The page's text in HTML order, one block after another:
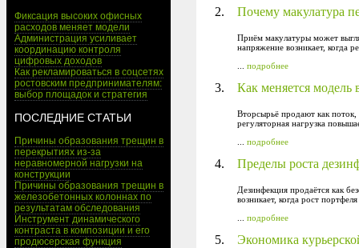
Фиксация высоких офисных
расходов меняет модели
Администрация усиливает
координацию контроля
цифровых доходов
Как рекламироваться в соцсетях
ростовским предпринимателям:
выбор площадок и стратегия
ПОСЛЕДНИЕ СТАТЬИ
Причины образования трещин в
перекрытиях из-за
неравномерной нагрузки на
конструкции
Причины образования трещин в
железобетонных колоннах по
результатам обследования
Инструмент динамического
контраста в композиции и его
продюсерская функция
2. Почему макулатура
Приём макулатуры может
напряжение возникает, когда
подробнее
3. Как меняется модель
Вторсырьё продают как
регуляторная нагрузка
подробнее
4. Пределы роста
Дезинфекция продаётся как
возникает, когда рост
подробнее
5. Экономика